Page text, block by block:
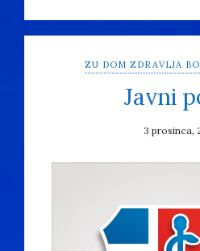
ZU DOM ZDRAVLJA
Javni
3 prosinca,